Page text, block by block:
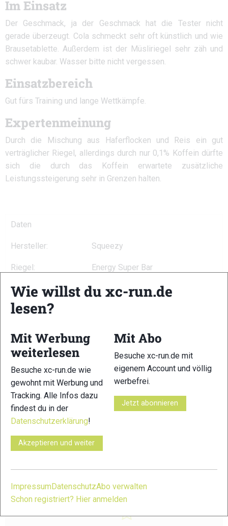
Im Einsatz
Der Geschmack, ja der Geschmack hat die Tester nicht
gerade überzeugt. Cola schmeckt sehr oft künstlich und wie
Brausetablette. Außerdem ist der Müsliriegel sehr zäh und
schwer kaubar. Wasser bitte nicht vergessen.
Einsatzbereich
Gut fürs Training und lange Wettkämpfe.
Expertenmeinung
Durch die Mischung aus Haferflocken und Reis ein gut
verträglicher Riegel, allerdings durch nur 0,1% Koffein dürfte
sich die durch das Koffein erwartete zusätzliche
Leistungssteigerung sehr in Grenzen halten.
Daten
Hersteller: Squeezy
Riegel: Energy Super Bar
Kohlenhydrate: 50 g Riegel liefert 37 g KH
Produktlink
TESTERGEBNIS
Geschmack 6 von 15
Konsistenz
11 von 15
Gesamtnote
Wie willst du xc-run.de
lesen?
Mit Werbung
weiterlesen
Besuche xc-run.de wie
gewohnt mit Werbung und
Tracking. Alle Infos dazu
findest du in der
Datenschutzerklärung!
Akzeptieren und weiter
Mit Abo
Besuche xc-run.de mit
eigenem Account und völlig
werbefrei.
Jetzt abonnieren
Impressum DatenschutzAbo verwalten
Schon registriert? Hier anmelden